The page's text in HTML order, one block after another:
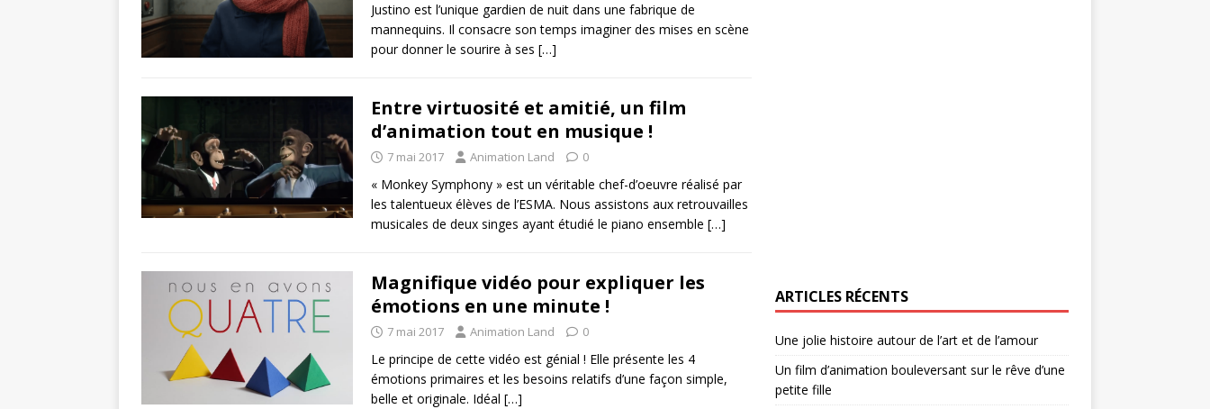
Justino est l’unique gardien de nuit dans une fabrique de
mannequins. Il consacre son temps imaginer des mises en scène
pour donner le sourire à ses […]
Entre virtuosité et amitié, un film
d’animation tout en musique !
7 mai 2017 Animation Land 0
« Monkey Symphony » est un véritable chef-d’oeuvre réalisé par
les talentueux élèves de l’ESMA. Nous assistons aux retrouvailles
musicales de deux singes ayant étudié le piano ensemble […]
Magnifique vidéo pour expliquer les
émotions en une minute !
7 mai 2017 Animation Land 0
Le principe de cette vidéo est génial ! Elle présente les 4
émotions primaires et les besoins relatifs d’une façon simple,
belle et originale. Idéal […]
ARTICLES RÉCENTS
Une jolie histoire autour de l’art et de l’amour
Un film d’animation bouleversant sur le rêve d’une
petite fille